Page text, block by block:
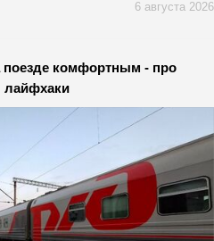
6 августа 2026
поезде комфортным - про
лайфхаки